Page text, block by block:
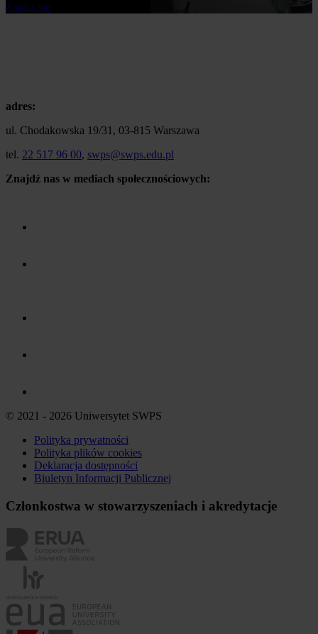
Zapisz się
adres:
ul. Chodakowska 19/31, 03-815 Warszawa
tel. 22 517 96 00, swps@swps.edu.pl
Znajdź nas w mediach społecznościowych:
© 2021 - 2026 Uniwersytet SWPS
Polityka prywatności
Polityka plików cookies
Deklaracja dostępności
Biuletyn Informacji Publicznej
Członkostwa w stowarzyszeniach i akredytacje